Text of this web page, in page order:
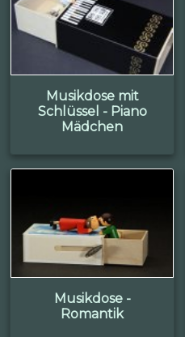
Musikdose mit
Schlüssel - Piano
Mädchen
Musikdose -
Romantik